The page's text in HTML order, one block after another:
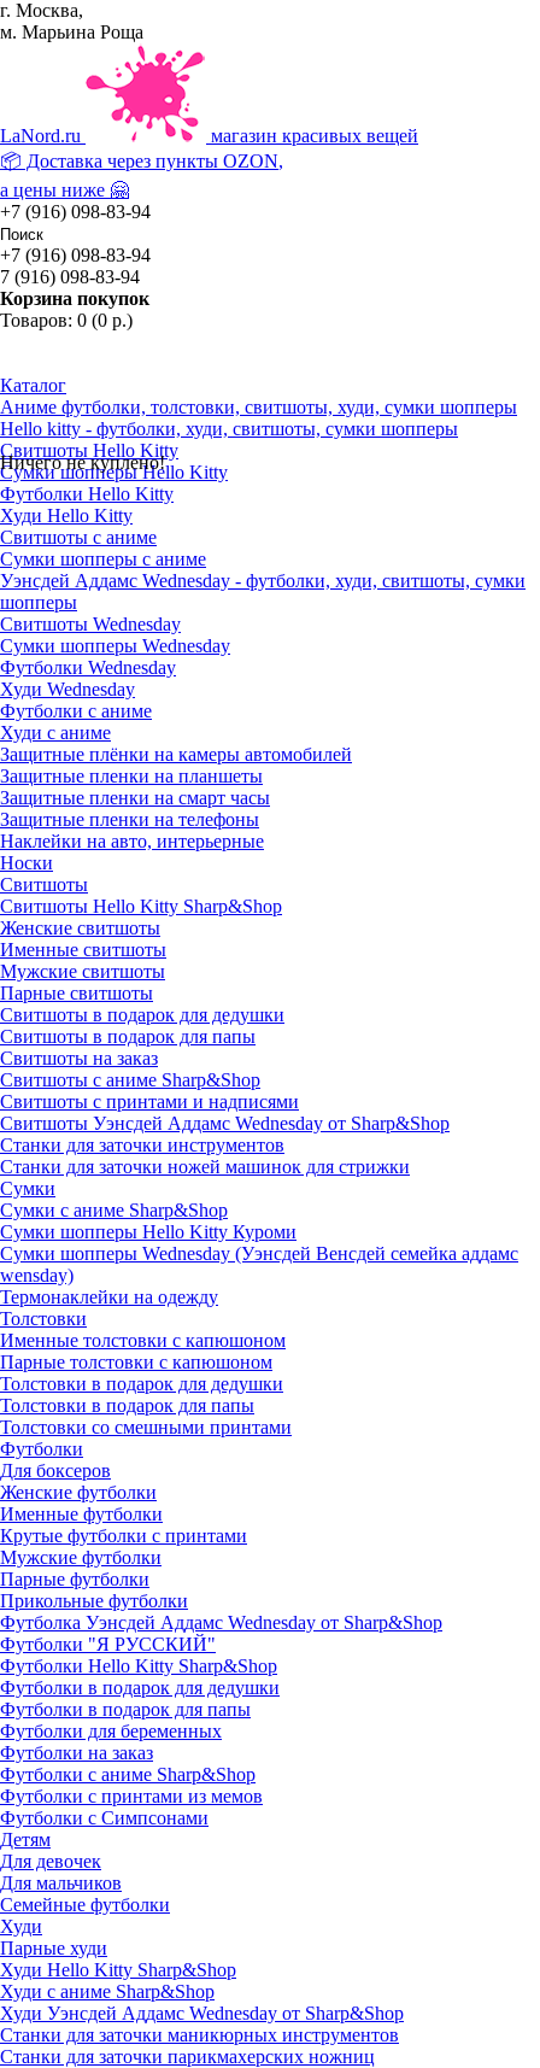
г. Москва,
м. Марьина Роща
LaNord.ru
магазин красивых вещей
📦 Доставка через пункты OZON,
а цены ниже 🤗
+7 (916) 098-83-94
+7 (916) 098-83-94
7 (916) 098-83-94
Корзина покупок
Товаров: 0 (0 р.)
Ничего не куплено!
Каталог
Аниме футболки, толстовки, свитшоты, худи, сумки шопперы
Hello kitty - футболки, худи, свитшоты, сумки шопперы
Свитшоты Hello Kitty
Сумки шопперы Hello Kitty
Футболки Hello Kitty
Худи Hello Kitty
Свитшоты с аниме
Сумки шопперы с аниме
Уэнсдей Аддамс Wednesday - футболки, худи, свитшоты, сумки
шопперы
Свитшоты Wednesday
Сумки шопперы Wednesday
Футболки Wednesday
Худи Wednesday
Футболки с аниме
Худи с аниме
Защитные плёнки на камеры автомобилей
Защитные пленки на планшеты
Защитные пленки на смарт часы
Защитные пленки на телефоны
Наклейки на авто, интерьерные
Носки
Свитшоты
Cвитшоты Hello Kitty Sharp&Shop
Женские свитшоты
Именные свитшоты
Мужские свитшоты
Парные свитшоты
Свитшоты в подарок для дедушки
Свитшоты в подарок для папы
Свитшоты на заказ
Свитшоты с аниме Sharp&Shop
Свитшоты с принтами и надписями
Свитшоты Уэнсдей Аддамс Wednesday от Sharp&Shop
Станки для заточки инструментов
Станки для заточки ножей машинок для стрижки
Сумки
Сумки с аниме Sharp&Shop
Сумки шопперы Hello Kitty Куроми
Сумки шопперы Wednesday (Уэнсдей Венсдей семейка аддамс
wensday)
Термонаклейки на одежду
Толстовки
Именные толстовки с капюшоном
Парные толстовки с капюшоном
Толстовки в подарок для дедушки
Толстовки в подарок для папы
Толстовки со смешными принтами
Футболки
Для боксеров
Женские футболки
Именные футболки
Крутые футболки с принтами
Мужские футболки
Парные футболки
Прикольные футболки
Футболка Уэнсдей Аддамс Wednesday от Sharp&Shop
Футболки "Я РУССКИЙ"
Футболки Hello Kitty Sharp&Shop
Футболки в подарок для дедушки
Футболки в подарок для папы
Футболки для беременных
Футболки на заказ
Футболки с аниме Sharp&Shop
Футболки с принтами из мемов
Футболки с Симпсонами
Детям
Для девочек
Для мальчиков
Семейные футболки
Худи
Парные худи
Худи Hello Kitty Sharp&Shop
Худи с аниме Sharp&Shop
Худи Уэнсдей Аддамс Wednesday от Sharp&Shop
Станки для заточки маникюрных инструментов
Станки для заточки парикмахерских ножниц